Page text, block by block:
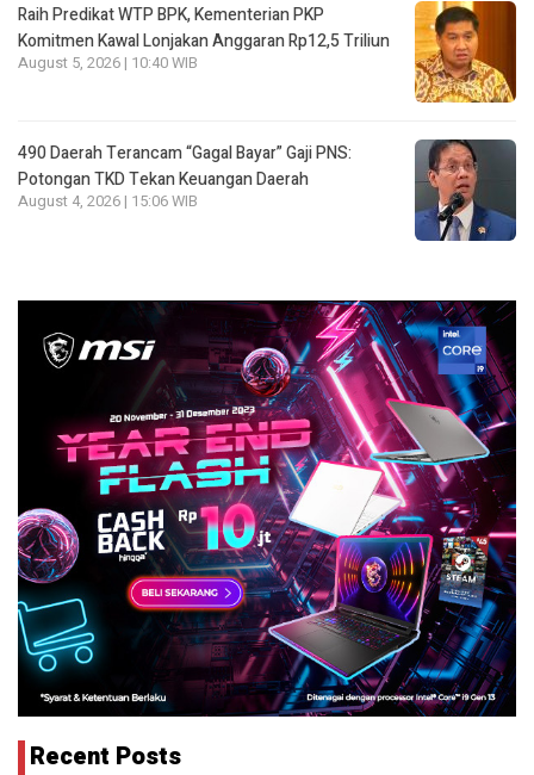
Raih Predikat WTP BPK, Kementerian PKP
Komitmen Kawal Lonjakan Anggaran Rp12,5 Triliun
August 5, 2026 | 10:40 WIB
490 Daerah Terancam “Gagal Bayar” Gaji PNS:
Potongan TKD Tekan Keuangan Daerah
August 4, 2026 | 15:06 WIB
Recent Posts